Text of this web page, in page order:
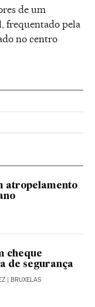
de um
frequentado pela
no centro
Facebook
atropelamento
cheque
de segurança
| BRUXELAS